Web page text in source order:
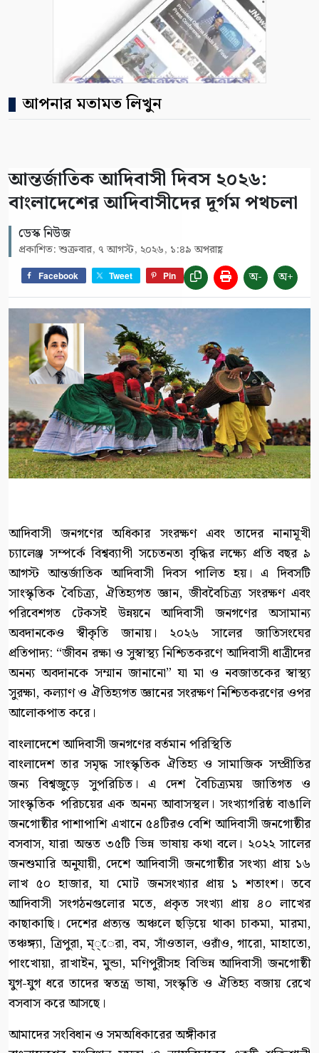
আপনার মতামত লিখুন
আন্তর্জাতিক আদিবাসী দিবস ২০২৬:
বাংলাদেশের আদিবাসীদের দূর্গম পথচলা
ডেস্ক নিউজ
প্রকাশিত: শুক্রবার, ৭ আগস্ট, ২০২৬, ১:৪৯ অপরাহ্ণ
Facebook Tweet Pin অ- অ+
আদিবাসী জনগণের অধিকার সংরক্ষণ এবং তাদের নানামূখী
চ্যালেঞ্জ সম্পর্কে বিশ্বব্যাপী সচেতনতা বৃদ্ধির লক্ষ্যে প্রতি বছর ৯
আগস্ট আন্তর্জাতিক আদিবাসী দিবস পালিত হয়। এ দিবসটি
সাংস্কৃতিক বৈচিত্র্য, ঐতিহ্যগত জ্ঞান, জীববৈচিত্র্য সংরক্ষণ এবং
পরিবেশগত টেকসই উন্নয়নে আদিবাসী জনগণের অসামান্য
অবদানকেও স্বীকৃতি জানায়। ২০২৬ সালের জাতিসংঘের
প্রতিপাদ্য: “জীবন রক্ষা ও সুস্বাস্থ্য নিশ্চিতকরণে আদিবাসী ধাত্রীদের
অনন্য অবদানকে সম্মান জানানো” যা মা ও নবজাতকের স্বাস্থ্য
সুরক্ষা, কল্যাণ ও ঐতিহ্যগত জ্ঞানের সংরক্ষণ নিশ্চিতকরণের ওপর
আলোকপাত করে।
বাংলাদেশে আদিবাসী জনগণের বর্তমান পরিস্থিতি
বাংলাদেশ তার সমৃদ্ধ সাংস্কৃতিক ঐতিহ্য ও সামাজিক সম্প্রীতির
জন্য বিশ্বজুড়ে সুপরিচিত। এ দেশ বৈচিত্র্যময় জাতিগত ও
সাংস্কৃতিক পরিচয়ের এক অনন্য আবাসস্থল। সংখ্যাগরিষ্ঠ বাঙালি
জনগোষ্ঠীর পাশাপাশি এখানে ৫৪টিরও বেশি আদিবাসী জনগোষ্ঠীর
বসবাস, যারা অন্তত ৩৫টি ভিন্ন ভাষায় কথা বলে। ২০২২ সালের
জনশুমারি অনুযায়ী, দেশে আদিবাসী জনগোষ্ঠীর সংখ্যা প্রায় ১৬
লাখ ৫০ হাজার, যা মোট জনসংখ্যার প্রায় ১ শতাংশ। তবে
আদিবাসী সংগঠনগুলোর মতে, প্রকৃত সংখ্যা প্রায় ৪০ লাখের
কাছাকাছি। দেশের প্রত্যন্ত অঞ্চলে ছড়িয়ে থাকা চাকমা, মারমা,
তঞ্চঙ্গ্যা, ত্রিপুরা, ম্্েরা, বম, সাঁওতাল, ওরাঁও, গারো, মাহাতো,
পাংখোয়া, রাখাইন, মুন্ডা, মণিপুরীসহ বিভিন্ন আদিবাসী জনগোষ্ঠী
যুগ-যুগ ধরে তাদের স্বতন্ত্র ভাষা, সংস্কৃতি ও ঐতিহ্য বজায় রেখে
বসবাস করে আসছে।
আমাদের সংবিধান ও সমঅধিকারের অঙ্গীকার